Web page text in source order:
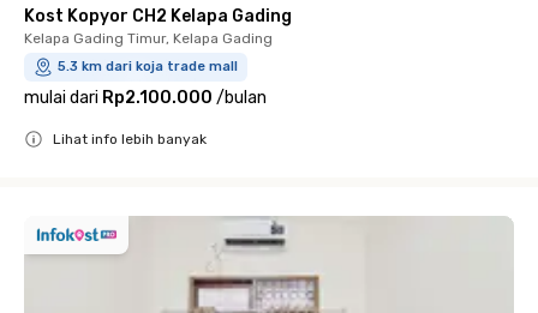
Kost Kopyor CH2 Kelapa Gading
Kelapa Gading Timur, Kelapa Gading
5.3 km dari koja trade mall
mulai dari Rp2.100.000 /bulan
Lihat info lebih banyak